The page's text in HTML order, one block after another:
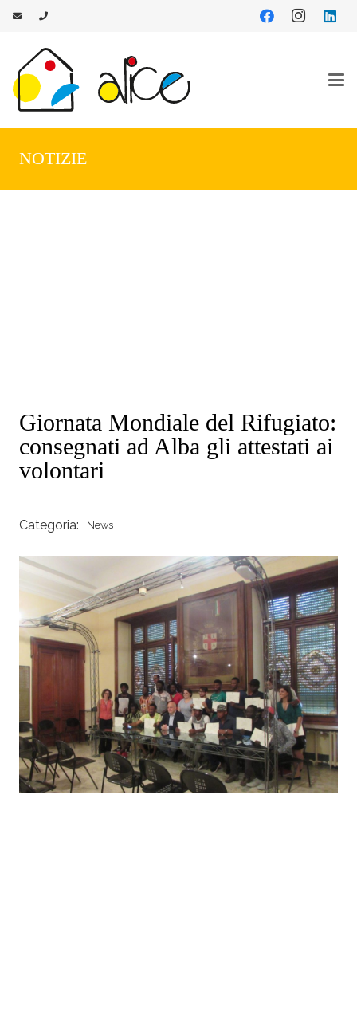
NOTIZIE
Giornata Mondiale del Rifugiato:
consegnati ad Alba gli attestati ai
volontari
Categoria: News